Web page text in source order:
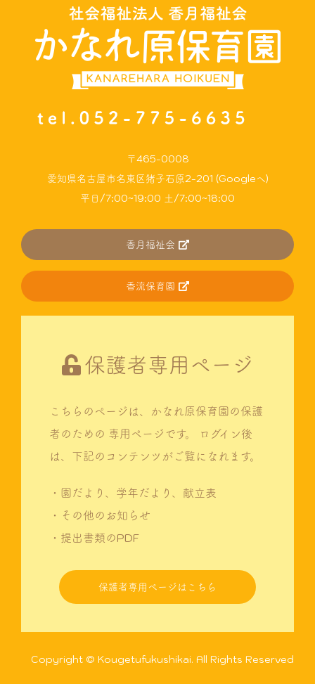
〒465-0008
愛知県名古屋市名東区猪子石原2-201 (Googleへ)
平日/7:00~19:00 土/7:00~18:00
香月福祉会
香流保育園
保護者専用ページ
こちらのページは、かなれ原保育園の保護
者のための 専用ページです。
ログイン後
は、下記のコンテンツがご覧になれます。
・園だより、学年だより、献立表
・その他のお知らせ
・提出書類のPDF
保護者専用ページはこちら
Copyright © Kougetufukushikai. All Rights Reserved